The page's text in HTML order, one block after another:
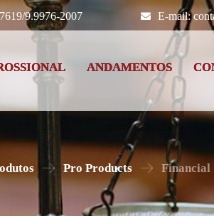
E-mail:
9.9976-2007
ANDAMENTOS
Pro Products Financial